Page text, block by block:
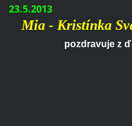
23.5.2013
Mia - Kristínka
pozdravuje z